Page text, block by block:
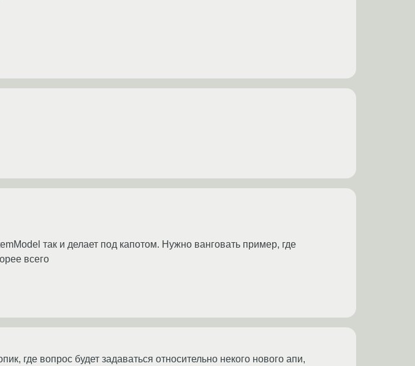
так и делает под капотом. Нужно ванговать пример, где
всего
где вопрос будет задаваться относительно некого нового апи,